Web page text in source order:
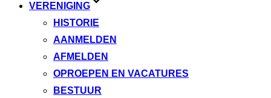
VERENIGING
HISTORIE
AANMELDEN
AFMELDEN
OPROEPEN EN VACATURES
BESTUUR